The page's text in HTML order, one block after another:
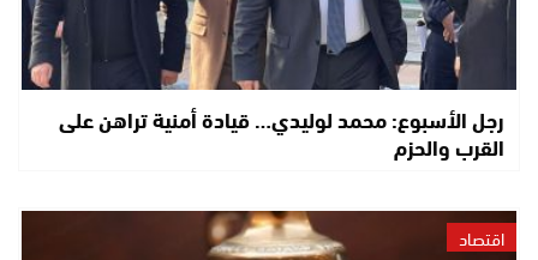
رجل الأسبوع: محمد لوليدي… قيادة أمنية تراهن على
القرب والحزم
اقتصاد